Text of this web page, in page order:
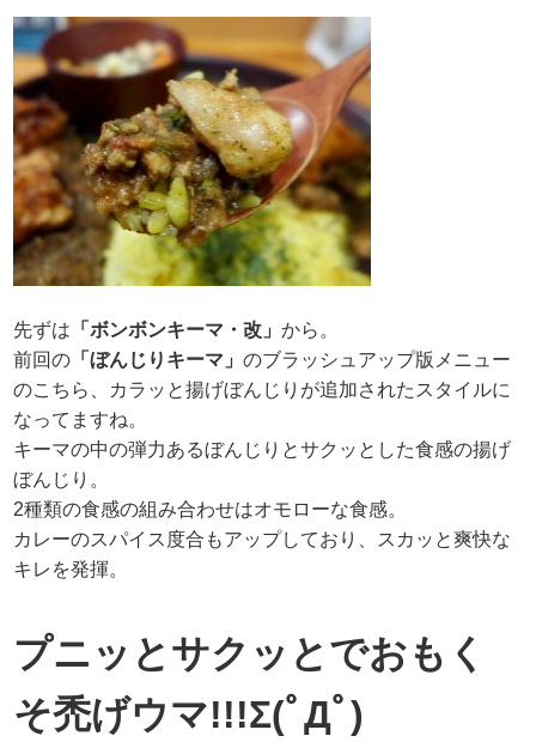
先ずは 「ボンボンキーマ・改」から。
前回の 「ぼんじりキーマ」のブラッシュアップ版メニュー
のこちら、カラッと揚げぼんじりが追加されたスタイルに
なってますね。
キーマの中の弾力あるぼんじりとサクッとした食感の揚げ
ぼんじり。
2種類の食感の組み合わせはオモローな食感。
カレーのスパイス度合もアップしており、スカッと爽快な
キレを発揮。
プニッとサクッとでおもく
そ禿げウマ!!!Σ(ﾟДﾟ)